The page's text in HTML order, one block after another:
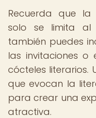
Recuerda que
solo se limita al
también puedes
las invitaciones o
cócteles literarios.
que evocan la
para crear una
atractiva.